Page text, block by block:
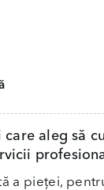
care aleg să
a pieței,